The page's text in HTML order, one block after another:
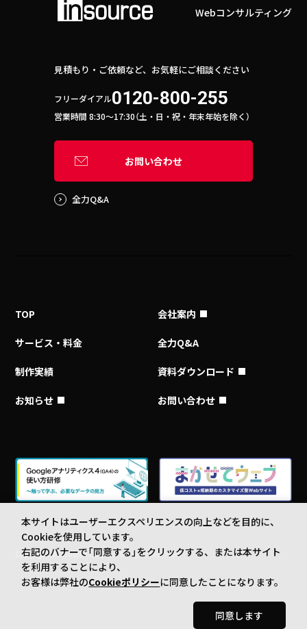
本サイトはユーザーエクスペリエンスの向上などを目的に、
Cookieを使用しています。
右記のバナーで「同意する」をクリックする、または本サイト
を利用することにより、
お客様は弊社のCookieポリシーに同意したことになります。
同意します
Webコンサルティング
見積もり・ご依頼など、お気軽にご相談ください
フリーダイアル0120-800-255
営業時間 8:30〜17:30（土・日・祝・年末年始を除く）
お問い合わせ
全力Q&A
TOP
サービス・料金
制作実績
お知らせ
会社案内
全力Q&A
資料ダウンロード
お問い合わせ
Copyright © Insource Co., Ltd. All rights reserved.